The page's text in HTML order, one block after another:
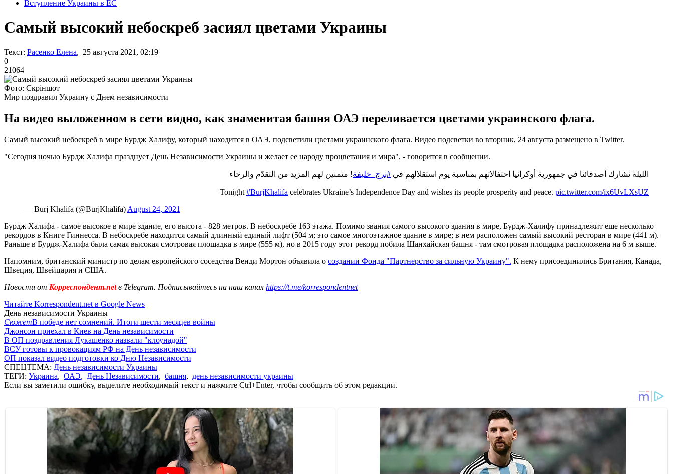
Вступление Украины в ЕС
Самый высокий небоскреб засиял цветами Украины
Текст: Расенко Елена, 25 августа 2021, 02:19
0
21064
Фото: Скріншот
Мир поздравил Украину с Днем независимости
На видео выложенном в сети видно, как знаменитая башня ОАЭ переливается цветами украинского флага.
Самый высокий небоскреб в мире Бурдж Халифу, который находится в ОАЭ, подсветили цветами украинского флага. Видео подсветки во вторник, 24 августа размещено в Twitter.
"Сегодня ночью Бурдж Халифа празднует День Независимости Украины и желает ее народу процветания и мира", - говорится в сообщении.
الليلة نشارك أصدقائنا في جمهورية أوكرانيا احتفالاتهم بمناسبة يوم استقلالهم في #برج_خليفة! متمنين لهم المزيد من التقدّم والرخاء
Tonight #BurjKhalifa celebrates Ukraine’s Independence Day and wishes its people prosperity and peace. pic.twitter.com/ix6UvLXsUZ
— Burj Khalifa (@BurjKhalifa) August 24, 2021
Бурдж Халифа - самое высокое в мире здание, его высота - 828 метров. В небоскребе 163 этажа. Помимо звания самого высокого здания в мире, Бурдж-Халифу принадлежит еще несколько
рекордов в Книге Гиннесса. В небоскребе находится самый длинный единый лифт (504 м; это самое многоэтажное здание в мире; в нем расположен самый высокий ресторан в мире (441 м).
Раньше в Бурдж-Халифа была самая высокая смотровая площадка в мире (555 м), но в 2015 году этот рекорд побила Шанхайская башня - там смотровая площадка расположена на 6 м выше.
Напомним, британский министр по делам европейского соседства Венди Мортон объявила о создании Фонда "Партнерство за сильную Украину". К нему присоединились Британия, Канада,
Швеция, Швейцария и США.
Новости от Корреспондент.netв Telegram. Подписывайтесь на наш канал https://t.me/korrespondentnet
Читайте Korrespondent.net в Google News
День независимости Украины
СюжетВ победе нет сомнений. Итоги шести месяцев войны
Джонсон приехал в Киев на День независимости
В ОП поздравления Лукашенко назвали "клоунадой"
ВСУ готовы к провокациям РФ на День независимости
ОП показал видео подготовки ко Дню Независимости
СПЕЦТЕМА: День независимости Украины
ТЕГИ: Украина, ОАЭ, День Независимости, башня, день независимости украины
Если вы заметили ошибку, выделите необходимый текст и нажмите Ctrl+Enter, чтобы сообщить об этом редакции.